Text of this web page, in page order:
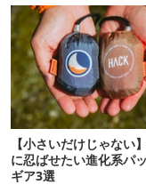
【小さいだけじゃない
に忍ばせたい進化系パ
ギア3選